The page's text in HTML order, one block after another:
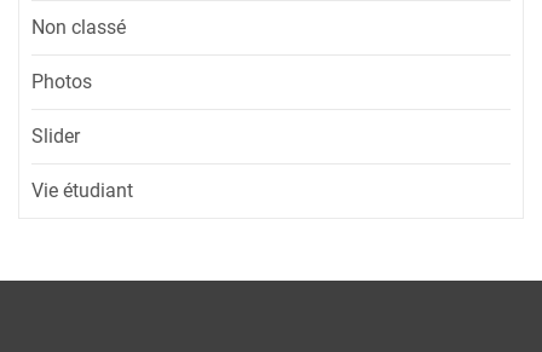
Non classé
Photos
Slider
Vie étudiant